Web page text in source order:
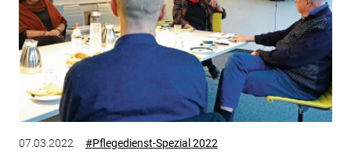
07.03.2022 #Pflegedienst-Spezial 2022